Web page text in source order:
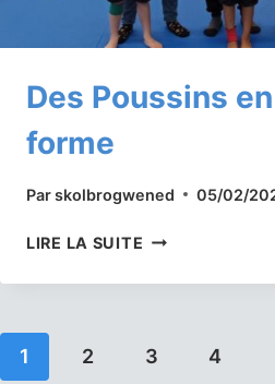
Des Poussins
forme
Parskolbrogwened 05/02/
LIRE LA SUITE DES
EN
Navigation
1 2 3 4